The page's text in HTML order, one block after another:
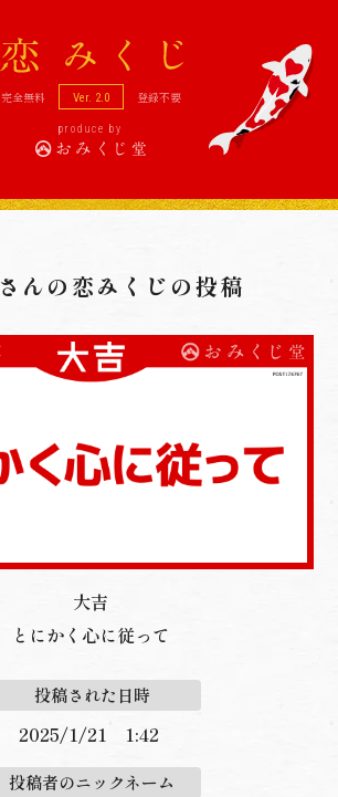
完全無料 Ver. 2.0 登録不要
produce by
さんの 恋みくじの投稿
大吉
とにかく心に従って
投稿された日時
2025/1/21 1:42
投稿者のニックネーム